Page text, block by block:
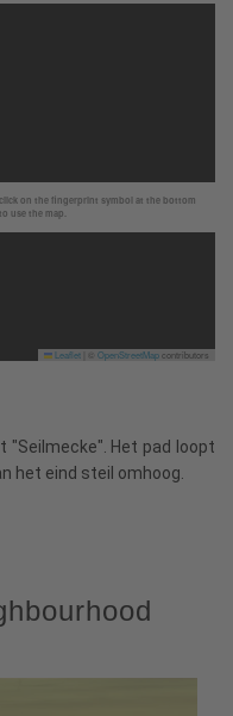
on the fingerprint symbol at the bottom
use the map.
Leaflet OpenStreetMapcontributors
"Seilmecke". Het pad loopt
het eind steil omhoog.